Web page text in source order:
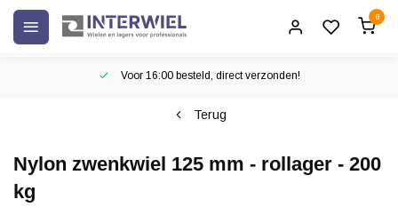
0
Voor 16:00 besteld, direct verzonden!
Terug
Nylon zwenkwiel 125 mm - rollager - 200
kg